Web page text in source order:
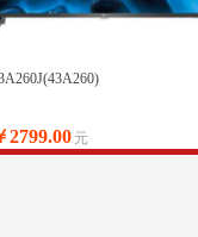
2799.00 元